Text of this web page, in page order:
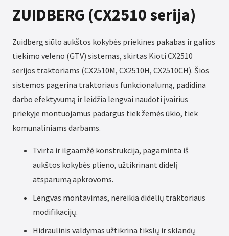
ZUIDBERG (CX2510 serija)
Zuidberg siūlo aukštos kokybės priekines pakabas ir galios
tiekimo veleno (GTV) sistemas, skirtas Kioti CX2510
serijos traktoriams (CX2510M, CX2510H, CX2510CH). Šios
sistemos pagerina traktoriaus funkcionalumą, padidina
darbo efektyvumą ir leidžia lengvai naudoti įvairius
priekyje montuojamus padargus tiek žemės ūkio, tiek
komunaliniams darbams.
Tvirta ir ilgaamžė konstrukcija, pagaminta iš
aukštos kokybės plieno, užtikrinant didelį
atsparumą apkrovoms.
Lengvas montavimas, nereikia didelių traktoriaus
modifikacijų.
Hidraulinis valdymas užtikrina tikslų ir sklandų